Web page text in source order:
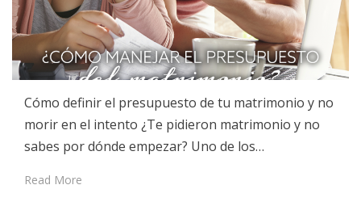
Cómo definir el presupuesto de tu matrimonio y no
morir en el intento ¿Te pidieron matrimonio y no
sabes por dónde empezar? Uno de los…
Read More